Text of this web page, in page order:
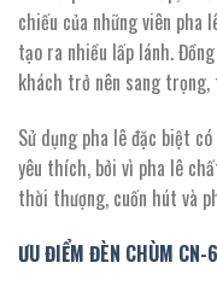
chiếu của những viên pha
tạo ra nhiều lấp lánh.
khách trở nên sang
Sử dụng pha lê đặc biệt
yêu thích, bởi vì pha lê
thời thượng, cuốn hút và
ƯU ĐIỂM ĐÈN CHÙM CN-